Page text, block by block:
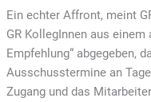
Ein echter Affront, meint
GR KollegInnen aus
Empfehlung“ abgegeben,
Ausschusstermine an
Zugang und das